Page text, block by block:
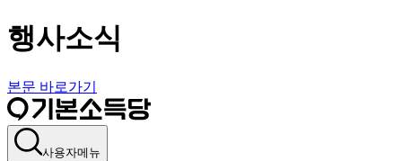
행사소식
본문 바로가기
사용자메뉴